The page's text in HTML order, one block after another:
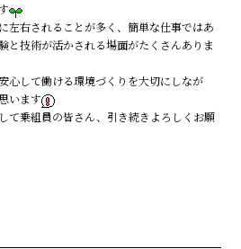
左右されることが多く、簡単な仕事ではあ
と技術が活かされる場面がたくさんありま
心して働ける環境づくりを大切にしなが
います
て乗組員の皆さん、引き続きよろしくお願